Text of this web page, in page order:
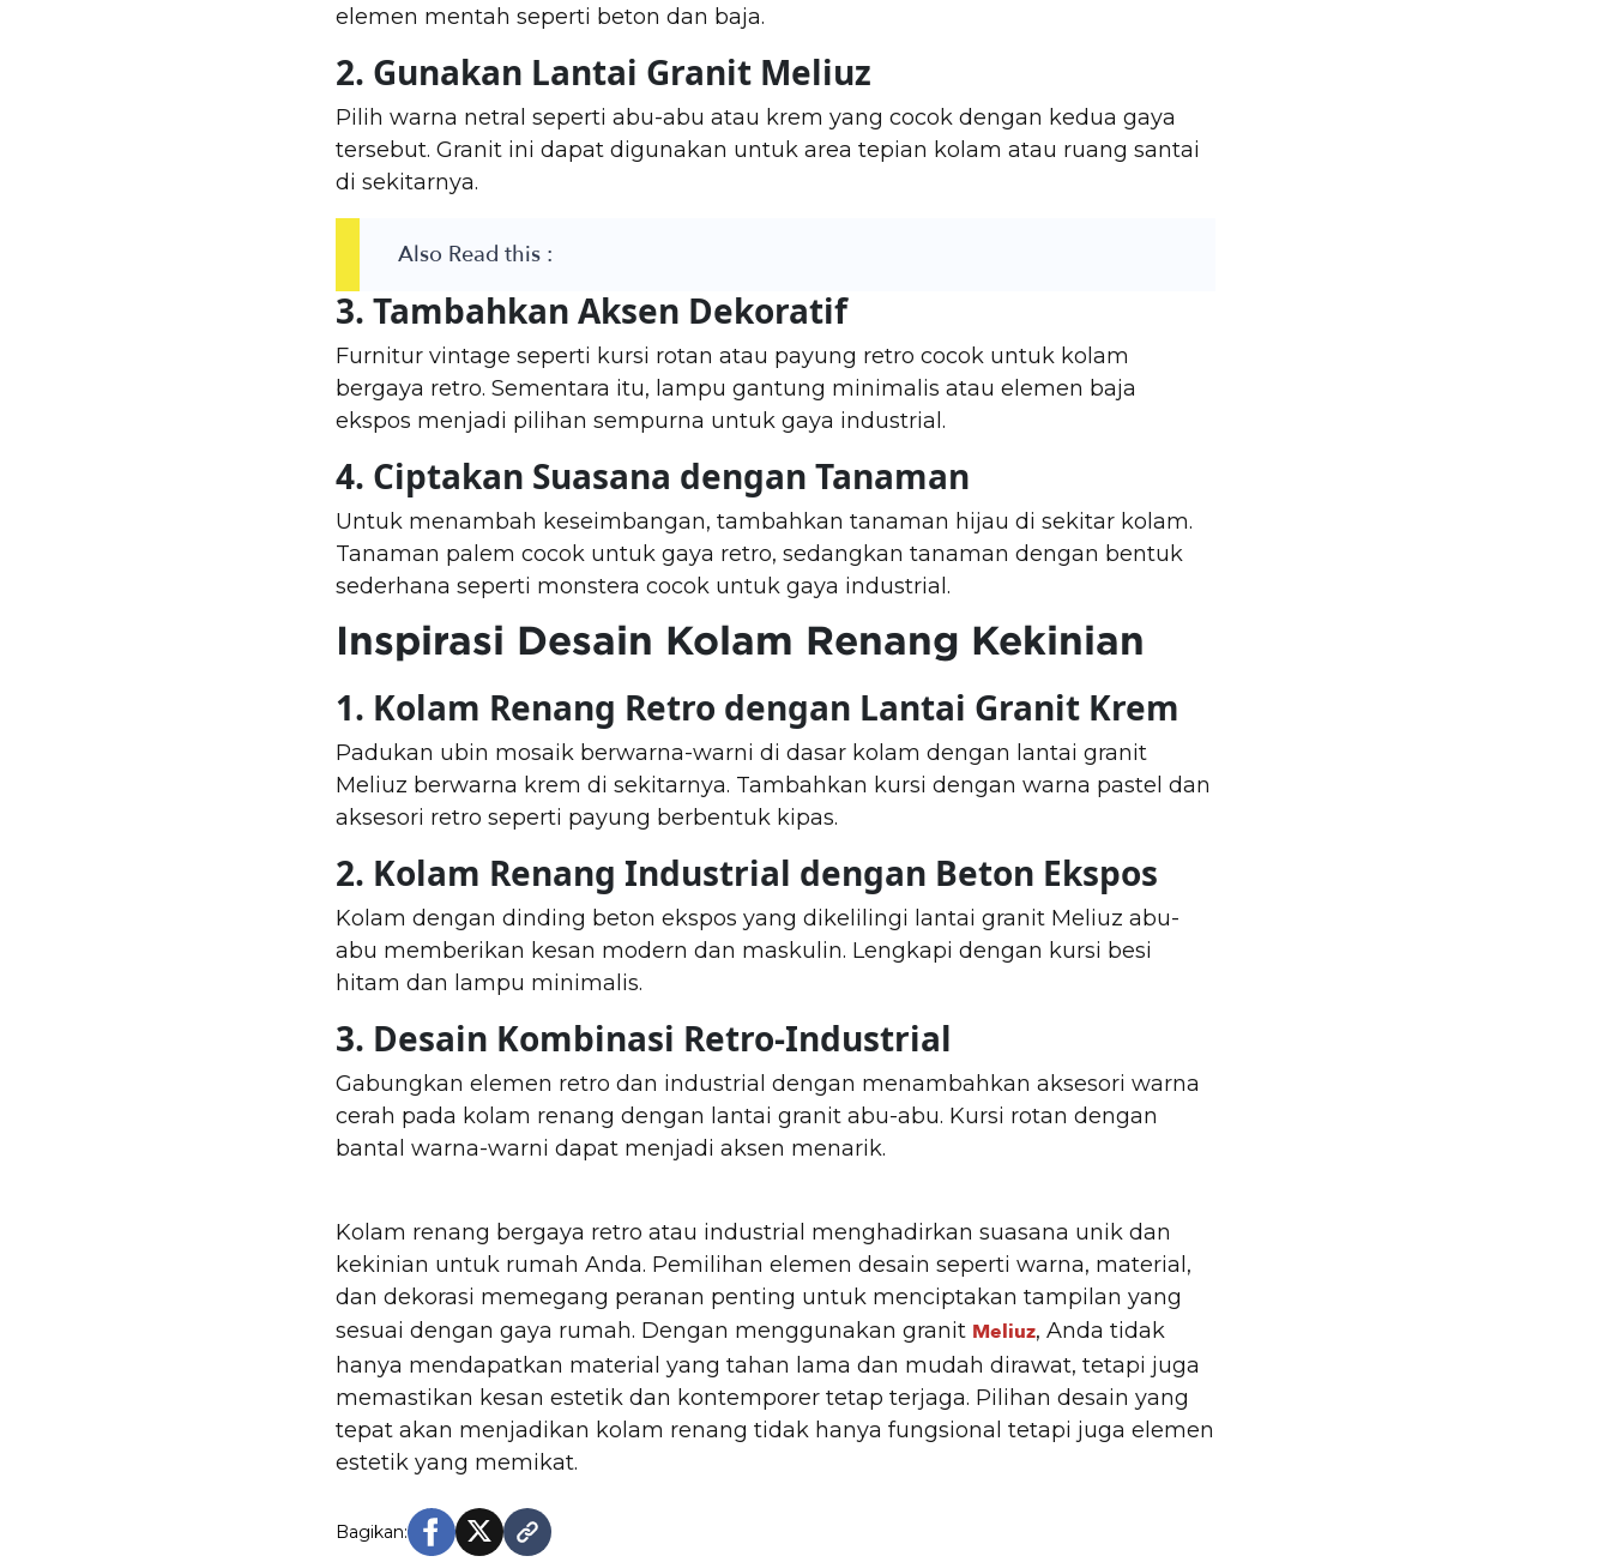
elemen mentah seperti beton dan baja.
2. Gunakan Lantai Granit Meliuz
Pilih warna netral seperti abu-abu atau krem yang cocok dengan kedua gaya
tersebut. Granit ini dapat digunakan untuk area tepian kolam atau ruang santai
di sekitarnya.
Also Read this :
3. Tambahkan Aksen Dekoratif
Furnitur vintage seperti kursi rotan atau payung retro cocok untuk kolam
bergaya retro. Sementara itu, lampu gantung minimalis atau elemen baja
ekspos menjadi pilihan sempurna untuk gaya industrial.
4. Ciptakan Suasana dengan Tanaman
Untuk menambah keseimbangan, tambahkan tanaman hijau di sekitar kolam.
Tanaman palem cocok untuk gaya retro, sedangkan tanaman dengan bentuk
sederhana seperti monstera cocok untuk gaya industrial.
Inspirasi Desain Kolam Renang Kekinian
1. Kolam Renang Retro dengan Lantai Granit Krem
Padukan ubin mosaik berwarna-warni di dasar kolam dengan lantai granit
Meliuz berwarna krem di sekitarnya. Tambahkan kursi dengan warna pastel dan
aksesori retro seperti payung berbentuk kipas.
2. Kolam Renang Industrial dengan Beton Ekspos
Kolam dengan dinding beton ekspos yang dikelilingi lantai granit Meliuz abu-
abu memberikan kesan modern dan maskulin. Lengkapi dengan kursi besi
hitam dan lampu minimalis.
3. Desain Kombinasi Retro-Industrial
Gabungkan elemen retro dan industrial dengan menambahkan aksesori warna
cerah pada kolam renang dengan lantai granit abu-abu. Kursi rotan dengan
bantal warna-warni dapat menjadi aksen menarik.
Kolam renang bergaya retro atau industrial menghadirkan suasana unik dan
kekinian untuk rumah Anda. Pemilihan elemen desain seperti warna, material,
dan dekorasi memegang peranan penting untuk menciptakan tampilan yang
sesuai dengan gaya rumah. Dengan menggunakan granit Meliuz, Anda tidak
hanya mendapatkan material yang tahan lama dan mudah dirawat, tetapi juga
memastikan kesan estetik dan kontemporer tetap terjaga. Pilihan desain yang
tepat akan menjadikan kolam renang tidak hanya fungsional tetapi juga elemen
estetik yang memikat.
Bagikan: